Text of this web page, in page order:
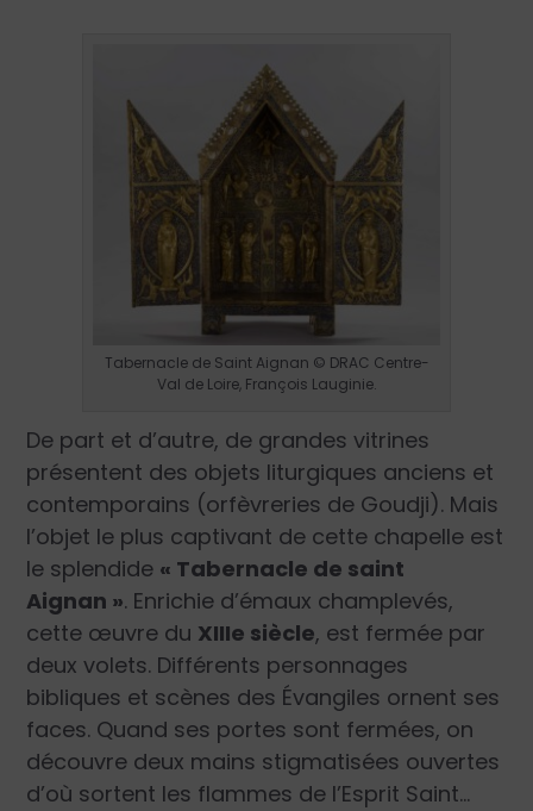
Tabernacle de Saint Aignan © DRAC Centre-
Val de Loire, François Lauginie.
De part et d’autre, de grandes vitrines
présentent des objets liturgiques anciens et
contemporains (orfèvreries de Goudji). Mais
l’objet le plus captivant de cette chapelle est
le splendide « Tabernacle de saint
Aignan ». Enrichie d’émaux champlevés,
cette œuvre du XIIIe siècle, est fermée par
deux volets. Différents personnages
bibliques et scènes des Évangiles ornent ses
faces. Quand ses portes sont fermées, on
découvre deux mains stigmatisées ouvertes
d’où sortent les flammes de l’Esprit Saint…